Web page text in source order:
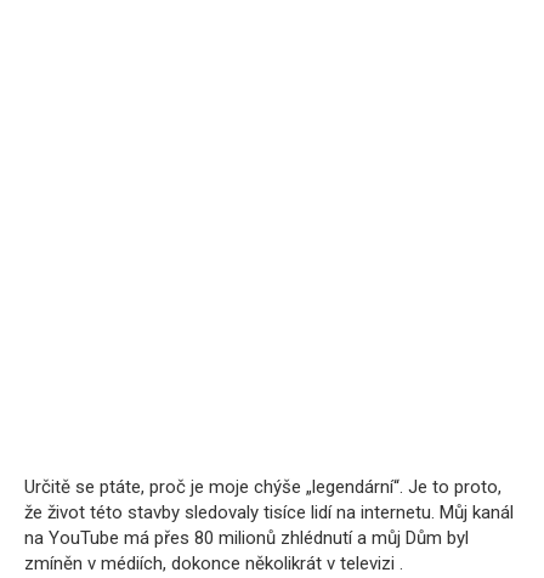
Určitě se ptáte, proč je moje chýše „legendární“. Je to proto,
že život této stavby sledovaly tisíce lidí na internetu. Můj kanál
na YouTube má přes 80 milionů zhlédnutí a můj Dům byl
zmíněn v médiích, dokonce několikrát v televizi .